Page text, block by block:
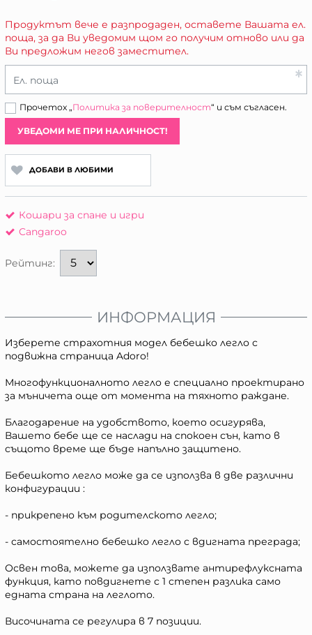
Продуктът вече е разпродаден, оставете Вашата ел.
поща, за да Ви уведомим щом го получим отново или да
Ви предложим негов заместител.
Ел. поща
Прочетох „Политика за поверителност“ и съм съгласен.
УВЕДОМИ МЕ ПРИ НАЛИЧНОСТ!
ДОБАВИ В ЛЮБИМИ
Кошари за спане и игри
Cangaroo
Рейтинг:
ИНФОРМАЦИЯ
Изберете страхотния модел бебешко легло с
подвижна страница Adoro!
Многофункционалното легло е специално проектирано
за мъничета още от момента на тяхното раждане.
Благодарение на удобството, което осигурява,
Вашето бебе ще се наслади на спокоен сън, като в
същото време ще бъде напълно защитено.
Бебешкото легло може да се използва в две различни
конфигурации :
- прикрепено към родителското легло;
- самостоятелно бебешко легло с вдигната преграда;
Освен това, можете да използвате антирефлуксната
функция, като повдигнете с 1 степен разлика само
едната страна на леглото.
Височината се регулира в 7 позиции.